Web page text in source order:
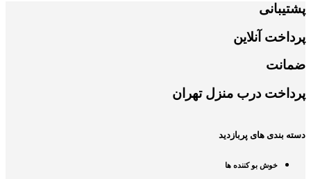
پشتیبانی
پرداخت آنلاین
ضمانت
پرداخت درب منزل تهران
دسته بندی های پربازدید
خوش بو کننده ها